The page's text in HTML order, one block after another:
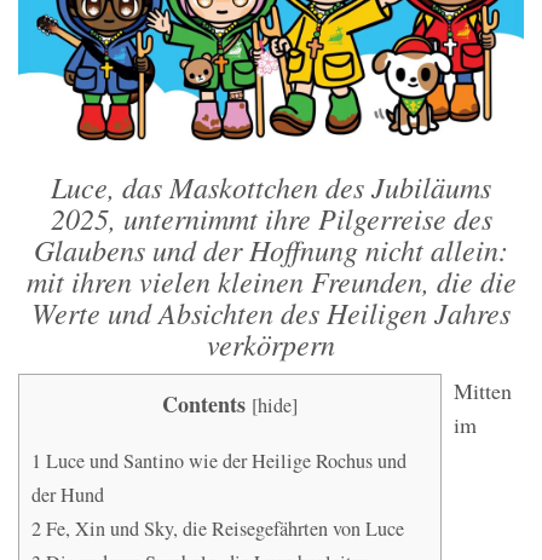
Luce, das Maskottchen des Jubiläums
2025, unternimmt ihre Pilgerreise des
Glaubens und der Hoffnung nicht allein:
mit ihren vielen kleinen Freunden, die die
Werte und Absichten des Heiligen Jahres
verkörpern
Contents [hide]
1 Luce und Santino wie der Heilige Rochus und
der Hund
2Fe, Xin und Sky, die Reisegefährten von Luce
Mitten
im